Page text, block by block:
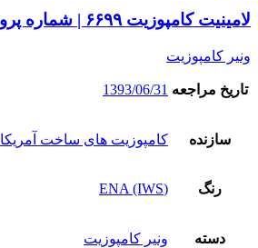
لامینیت کامپوزیت ۶۶۹۹ | شماره پرونده : 6699
ونیر کامپوزیت
تاریخ مراجعه 1393/06/31
سازنده کامپوزیت های ساخت آمریکا
رنگ (ENA (IWS
دسته ونیر کامپوزیت